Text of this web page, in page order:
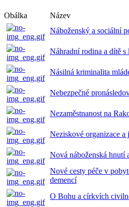
Obálka
Název
Náboženský a sociální
Náhradní rodina a dítě
Násilná kriminalita
Nebezpečné
Nezaměstnanost na
Neziskové organizace
Nová náboženská
Nové cesty péče v
demencí
O Bohu a církvích